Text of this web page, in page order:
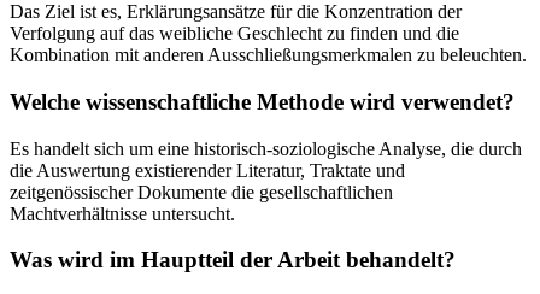
Das Ziel ist es, Erklärungsansätze für die Konzentration der
Verfolgung auf das weibliche Geschlecht zu finden und die
Kombination mit anderen Ausschließungsmerkmalen zu beleuchten.
Welche wissenschaftliche Methode wird verwendet?
Es handelt sich um eine historisch-soziologische Analyse, die durch
die Auswertung existierender Literatur, Traktate und
zeitgenössischer Dokumente die gesellschaftlichen
Machtverhältnisse untersucht.
Was wird im Hauptteil der Arbeit behandelt?